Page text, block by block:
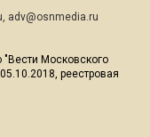
, adv@osnmedia.ru
Московского
реестровая